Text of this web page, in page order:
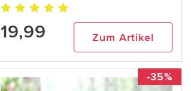
19,99 Zum Artikel
-35%